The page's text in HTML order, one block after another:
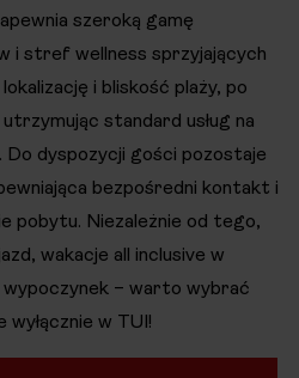
szeroką gamę
i stref wellness sprzyjających
i bliskość plaży, po
standard usług na
Do dyspozycji gości pozostaje
bezpośredni kontakt i
pobytu. Niezależnie od tego,
wakacje all inclusive w
– warto wybrać
w TUI!